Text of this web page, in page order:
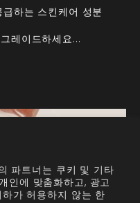
파트너는 쿠키 및 기타
인에 맞춤화하고, 광고
가 허용하지 않는 한
하는 스킨케어 성분
레이드하세요...